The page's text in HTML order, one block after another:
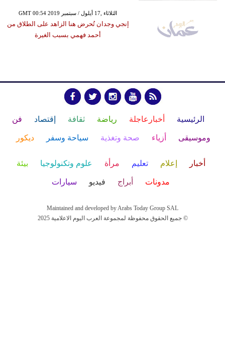
GMT 00:54 2019 الثلاثاء ,17 أيلول / سبتمبر
إنجي وجدان تُحرض هنا الزاهد على الطلاق من
أحمد فهمي بسبب الغيرة
الرئيسية أخبارعاجلة رياضة ثقافة إقتصاد فن
وموسيقى أزياء صحة وتغذية سياحة وسفر ديكور
أخبار إعلام تعليم مرأة علوم وتكنولوجيا بيئة
مدونات أبراج فيديو سيارات
Maintained and developed by Arabs Today Group SAL
جميع الحقوق محفوظة لمجموعة العرب اليوم الاعلامية 2025 ©